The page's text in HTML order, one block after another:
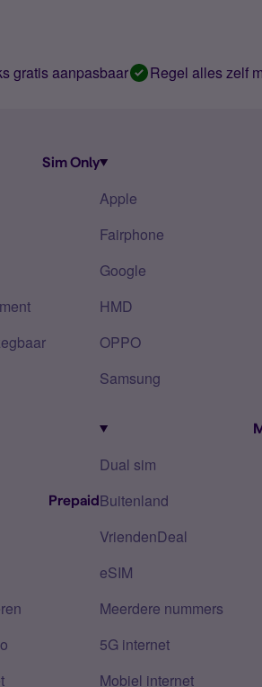
gratis aanpasbaar Regel alles zelf
Sim Only
Prepaid
Apple
Fairphone
Google
HMD
OPPO
Samsung
Dual sim
Buitenland
VriendenDeal
eSIM
Meerdere nummers
5G internet
Mobiel internet